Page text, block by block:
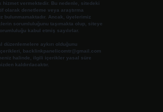
hizmet vermektedir. Bu nedenle, sitedeki
olarak denetleme veya araştırma
bulunmamaktadır. Ancak, üyelerimiz
sorumluluğunu taşımakta olup, siteye
kabul etmiş sayılırlar.
düzenlemelere aykırı olduğunu
backlinkpanelicomtr@gmail.com
halinde, ilgili içerikler yasal süre
kaldırılacaktır.